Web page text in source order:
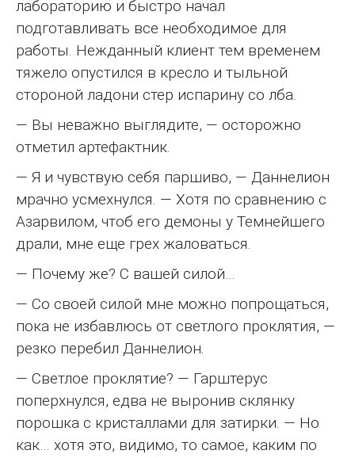
лабораторию и быстро начал
подготавливать все необходимое для
работы. Нежданный клиент тем временем
тяжело опустился в кресло и тыльной
стороной ладони стер испарину со лба.
— Вы неважно выглядите, — осторожно
отметил артефактник.
— Я и чувствую себя паршиво, — Даннелион
мрачно усмехнулся. — Хотя по сравнению с
Азарвилом, чтоб его демоны у Темнейшего
драли, мне еще грех жаловаться.
— Почему же? С вашей силой…
— Со своей силой мне можно попрощаться,
пока не избавлюсь от светлого проклятия, —
резко перебил Даннелион.
— Светлое проклятие? — Гарштерус
поперхнулся, едва не выронив склянку
порошка с кристаллами для затирки. — Но
как… хотя это, видимо, то самое, каким по